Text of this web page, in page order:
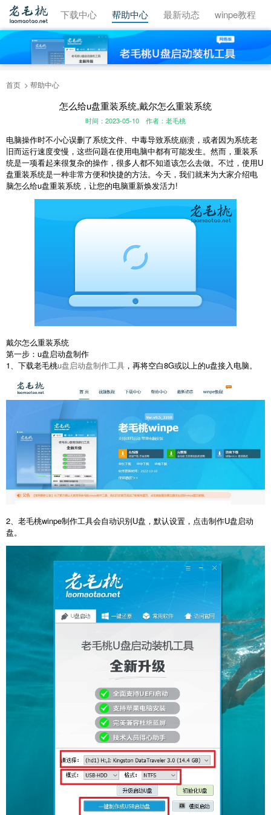
视频教程 下载中心 帮助中心 最新动态 winpe教程
首页 帮助中心
怎么给u盘重装系统,戴尔怎么重装系统
时间：2023-05-10 作者：老毛桃
电脑操作时不小心误删了系统文件、中毒导致系统崩溃，或者因为系统老
旧而运行速度变慢，这些问题在使用电脑中都有可能发生。然而，重装系
统是一项看起来很复杂的操作，很多人都不知道该怎么去做。不过，使用U
盘重装系统是一种非常方便和快捷的方法。今天，我们就来为大家介绍电
脑怎么给u盘重装系统，让您的电脑重新焕发活力!
戴尔怎么重装系统
第一步：u盘启动盘制作
1、下载老毛桃u盘启动盘制作工具 ，再将空白8G或以上的u盘接入电脑。
2、老毛桃winpe制作工具会自动识别U盘，默认设置，点击制作U盘启动
盘。